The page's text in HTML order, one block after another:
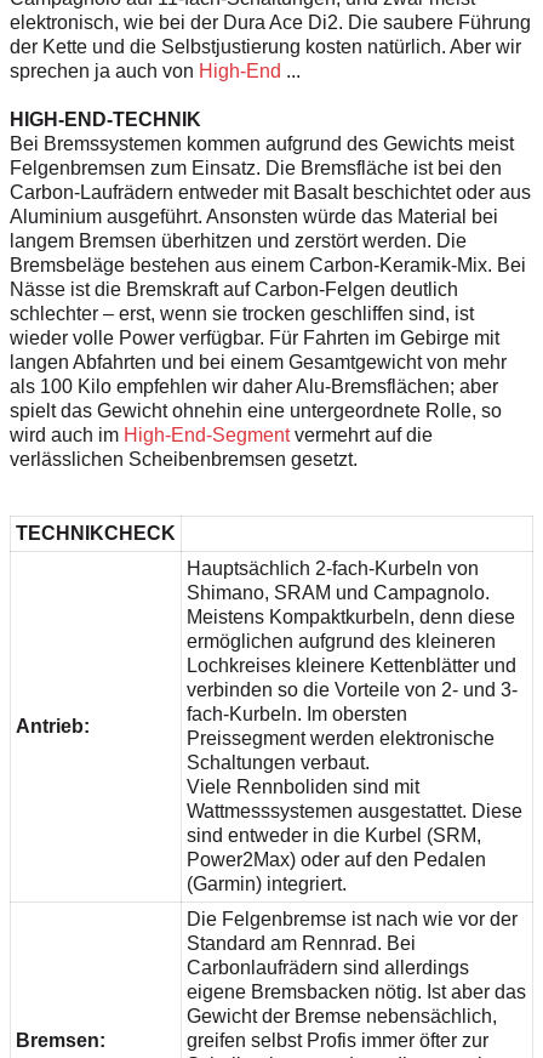
elektronisch, wie bei der Dura Ace Di2. Die saubere Führung
der Kette und die Selbstjustierung kosten natürlich. Aber wir
sprechen ja auch von High-End ...
HIGH-END-TECHNIK
Bei Bremssystemen kommen aufgrund des Gewichts meist
Felgenbremsen zum Einsatz. Die Bremsfläche ist bei den
Carbon-Laufrädern entweder mit Basalt beschichtet oder aus
Aluminium ausgeführt. Ansonsten würde das Material bei
langem Bremsen überhitzen und zerstört werden. Die
Bremsbeläge bestehen aus einem Carbon-Keramik-Mix. Bei
Nässe ist die Bremskraft auf Carbon-Felgen deutlich
schlechter – erst, wenn sie trocken geschliffen sind, ist
wieder volle Power verfügbar. Für Fahrten im Gebirge mit
langen Abfahrten und bei einem Gesamtgewicht von mehr
als 100 Kilo empfehlen wir daher Alu-Bremsflächen; aber
spielt das Gewicht ohnehin eine untergeordnete Rolle, so
wird auch im High-End-Segmentvermehrt auf die
verlässlichen Scheibenbremsen gesetzt.
TECHNIKCHECK
Antrieb:
Hauptsächlich 2-fach-Kurbeln von
Shimano, SRAM und Campagnolo.
Meistens Kompaktkurbeln, denn diese
ermöglichen aufgrund des kleineren
Lochkreises kleinere Kettenblätter und
verbinden so die Vorteile von 2- und 3-
fach-Kurbeln. Im obersten
Preissegment werden elektronische
Schaltungen verbaut.
Viele Rennboliden sind mit
Wattmesssystemen ausgestattet. Diese
sind entweder in die Kurbel (SRM,
Power2Max) oder auf den Pedalen
(Garmin) integriert.
Bremsen:
Die Felgenbremse ist nach wie vor der
Standard am Rennrad. Bei
Carbonlaufrädern sind allerdings
eigene Bremsbacken nötig. Ist aber das
Gewicht der Bremse nebensächlich,
greifen selbst Profis immer öfter zur